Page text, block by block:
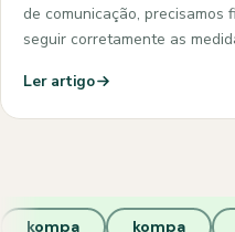
de comunicação, precisamos
seguir corretamente as
Ler artigo
kompa kompa